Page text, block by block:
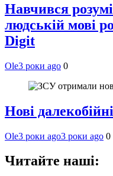
Навчився
людській мові
Digit
Ole3 роки ago 0
Нові
Ole3 роки ago3 роки ago 0
Читайте наші: